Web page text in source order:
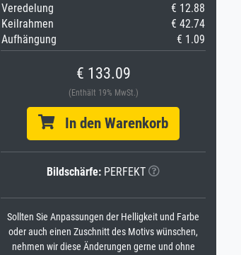
Veredelung
€ 12.88
Keilrahmen
€ 42.74
Aufhängung
€ 1.09
€ 133.09
(Enthält 19% MwSt.)
In den Warenkorb
Bildschärfe: PERFEKT
Sollten Sie Anpassungen der Helligkeit und Farbe
oder auch einen Zuschnitt des Motivs wünschen,
nehmen wir diese Änderungen gerne und ohne